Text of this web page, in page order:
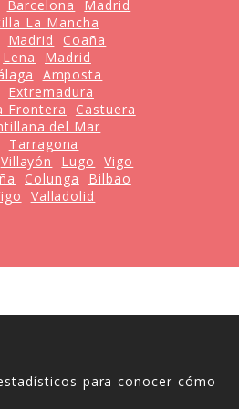
Barcelona
Madrid
La Mancha
Madrid
Coaña
Lena
Madrid
Amposta
Extremadura
Frontera
Castuera
del Mar
Tarragona
Villayón Lugo
Vigo
Colunga
Bilbao
Valladolid
para conocer cómo